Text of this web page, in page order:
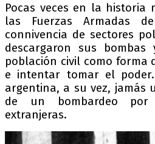
Pocas veces en la historia
las Fuerzas Armadas
connivencia de sectores
descargaron sus
población civil como
e intentar tomar el
argentina, a su vez, jamás
de un bombardeo
extranjeras.